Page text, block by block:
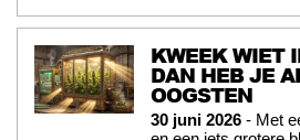
KWEEK WIET
DAN HEB JE
OOGSTEN
30 juni 2026 - Met